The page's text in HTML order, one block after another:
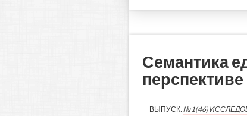
Семантика
перспективе
ВЫПУСК:№1(46)